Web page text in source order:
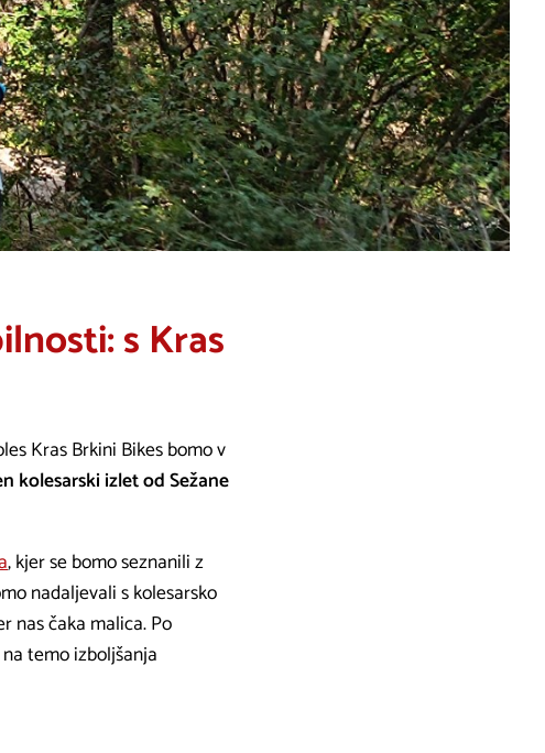
s Kras
Kras Brkini Bikes bomo v
kolesarski izlet od Sežane
, kjer se bomo seznanili z
nadaljevali s kolesarsko
nas čaka malica. Po
temo izboljšanja